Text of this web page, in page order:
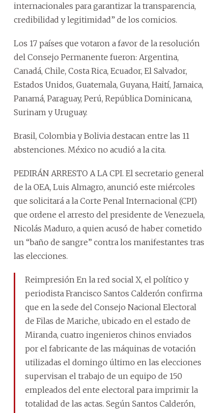
internacionales para garantizar la transparencia,
credibilidad y legitimidad” de los comicios.
Los 17 países que votaron a favor de la resolución
del Consejo Permanente fueron: Argentina,
Canadá, Chile, Costa Rica, Ecuador, El Salvador,
Estados Unidos, Guatemala, Guyana, Haití, Jamaica,
Panamá, Paraguay, Perú, República Dominicana,
Surinam y Uruguay.
Brasil, Colombia y Bolivia destacan entre las 11
abstenciones. México no acudió a la cita.
PEDIRÁN ARRESTO A LA CPI. El secretario general
de la OEA, Luis Almagro, anunció este miércoles
que solicitará a la Corte Penal Internacional (CPI)
que ordene el arresto del presidente de Venezuela,
Nicolás Maduro, a quien acusó de haber cometido
un “baño de sangre” contra los manifestantes tras
las elecciones.
Reimpresión En la red social X, el político y
periodista Francisco Santos Calderón confirma
que en la sede del Consejo Nacional Electoral
de Filas de Mariche, ubicado en el estado de
Miranda, cuatro ingenieros chinos enviados
por el fabricante de las máquinas de votación
utilizadas el domingo último en las elecciones
supervisan el trabajo de un equipo de 150
empleados del ente electoral para imprimir la
totalidad de las actas. Según Santos Calderón,